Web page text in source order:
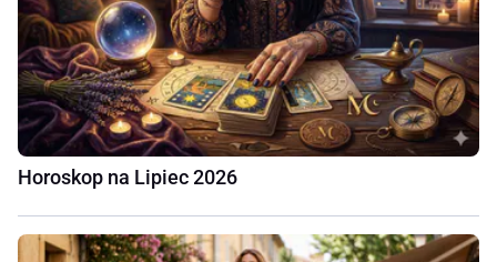
Horoskop na Lipiec 2026